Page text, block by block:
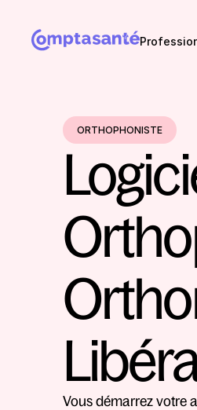
ORTHOPHONISTE
Vous démarrez votre